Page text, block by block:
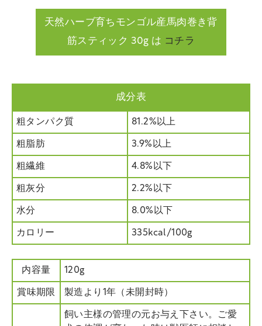
天然ハーブ育ちモンゴル産馬肉巻き背
筋スティック 30g は コチラ
成分表
粗タンパク質 81.2%以上
粗脂肪 3.9%以上
粗繊維 4.8%以下
粗灰分 2.2%以下
水分 8.0%以下
カロリー 335kcal/100g
内容量 120g
賞味期限 製造より1年（未開封時）
飼い主様の管理の元お与え下さい。ご愛